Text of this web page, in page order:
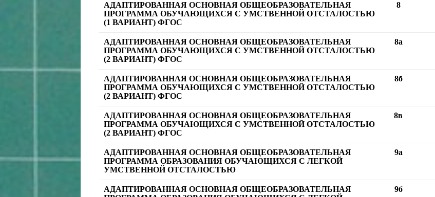
АДАПТИРОВАННАЯ ОСНОВНАЯ ОБЩЕОБРАЗОВАТЕЛЬНАЯ
ПРОГРАММА ОБУЧАЮЩИХСЯ С УМСТВЕННОЙ ОТСТАЛОСТЬЮ
(1 ВАРИАНТ) ФГОС
8
АДАПТИРОВАННАЯ ОСНОВНАЯ ОБЩЕОБРАЗОВАТЕЛЬНАЯ
ПРОГРАММА ОБУЧАЮЩИХСЯ С УМСТВЕННОЙ ОТСТАЛОСТЬЮ
(2 ВАРИАНТ) ФГОС
8а
АДАПТИРОВАННАЯ ОСНОВНАЯ ОБЩЕОБРАЗОВАТЕЛЬНАЯ
ПРОГРАММА ОБУЧАЮЩИХСЯ С УМСТВЕННОЙ ОТСТАЛОСТЬЮ
(2 ВАРИАНТ) ФГОС
8б
АДАПТИРОВАННАЯ ОСНОВНАЯ ОБЩЕОБРАЗОВАТЕЛЬНАЯ
ПРОГРАММА ОБУЧАЮЩИХСЯ С УМСТВЕННОЙ ОТСТАЛОСТЬЮ
(2 ВАРИАНТ) ФГОС
8в
АДАПТИРОВАННАЯ ОСНОВНАЯ ОБЩЕОБРАЗОВАТЕЛЬНАЯ
ПРОГРАММА ОБРАЗОВАНИЯ ОБУЧАЮЩИХСЯ С ЛЕГКОЙ
УМСТВЕННОЙ ОТСТАЛОСТЬЮ
9а
АДАПТИРОВАННАЯ ОСНОВНАЯ ОБЩЕОБРАЗОВАТЕЛЬНАЯ
9б